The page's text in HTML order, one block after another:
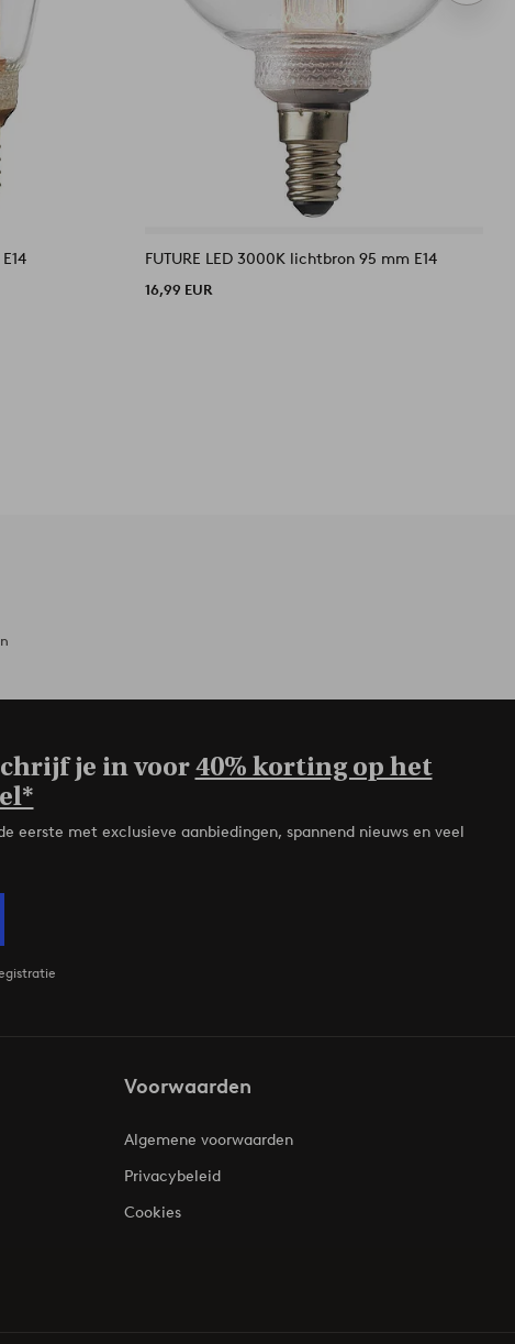
FUTURE LED 3000K lichtbron 95 mm E14
16,99 EUR
item
je in voor40% korting op het
eerste met exclusieve aanbiedingen, spannend nieuws en veel
Voorwaarden
Algemene voorwaarden
Privacybeleid
Cookies